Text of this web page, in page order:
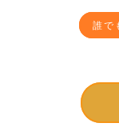
誰で